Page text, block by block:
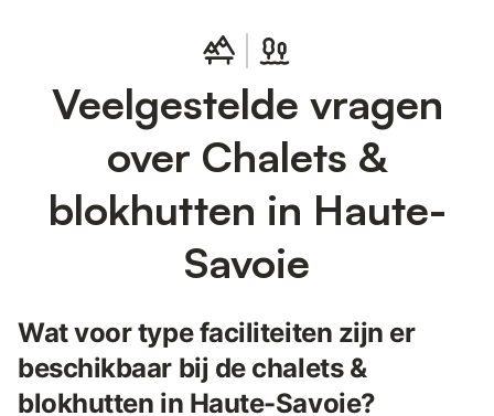
Veelgestelde vragen
over Chalets &
blokhutten in Haute-
Savoie
Wat voor type faciliteiten zijn er
beschikbaar bij de chalets &
blokhutten in Haute-Savoie?